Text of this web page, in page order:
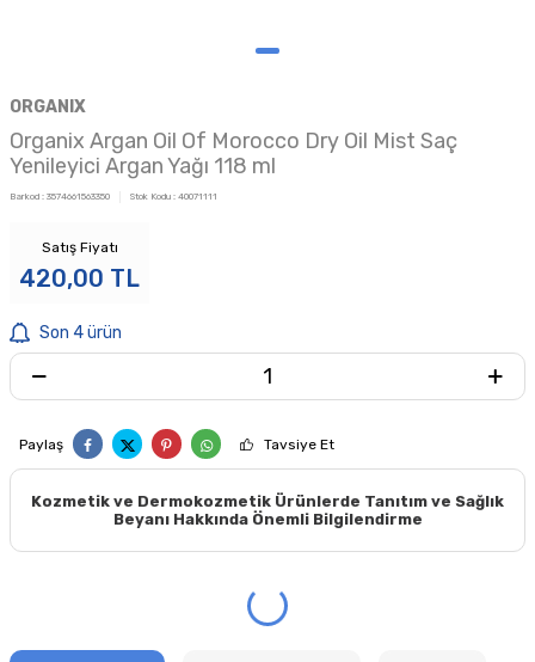
ORGANIX
Organix Argan Oil Of Morocco Dry Oil Mist Saç
Yenileyici Argan Yağı 118 ml
Barkod : 3574661563350 Stok Kodu : 40071111
Satış Fiyatı
420,00 TL
Son 4 ürün
Paylaş Tavsiye Et
Kozmetik ve Dermokozmetik Ürünlerde Tanıtım ve Sağlık
Beyanı Hakkında Önemli Bilgilendirme